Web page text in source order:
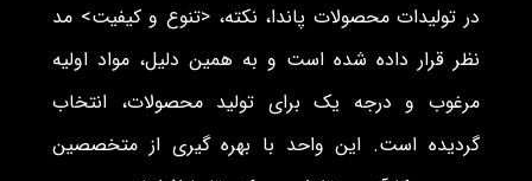
در تولیدات محصولات پاندا، نکته، <تنوع و کیفیت> مد
نظر قرار داده شده است و به همین دلیل، مواد اولیه
مرغوب و درجه یک برای تولید محصولات، انتخاب
گردیده است. این واحد با بهره گیری از متخصصین